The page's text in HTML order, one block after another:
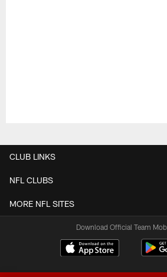
CLUB LINKS
NFL CLUBS
MORE NFL SITES
Download Official Team